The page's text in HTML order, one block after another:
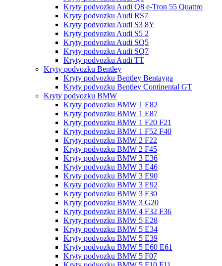
Kryty podvozku Audi Q8 e-Tron 55 Quattro
Kryty podvozku Audi RS7
Kryty podvozku Audi S3 8Y
Kryty podvozku Audi S5 2
Kryty podvozku Audi SQ5
Kryty podvozku Audi SQ7
Kryty podvozku Audi TT
Kryty podvozku Bentley
Kryty podvozku Bentley Bentayga
Kryty podvozku Bentley Continental GT
Kryty podvozku BMW
Kryty podvozku BMW 1 E82
Kryty podvozku BMW 1 E87
Kryty podvozku BMW 1 F20 F21
Kryty podvozku BMW 1 F52 F40
Kryty podvozku BMW 2 F22
Kryty podvozku BMW 2 F45
Kryty podvozku BMW 3 E36
Kryty podvozku BMW 3 E46
Kryty podvozku BMW 3 E90
Kryty podvozku BMW 3 E92
Kryty podvozku BMW 3 F30
Kryty podvozku BMW 3 G20
Kryty podvozku BMW 4 F32 F36
Kryty podvozku BMW 5 E28
Kryty podvozku BMW 5 E34
Kryty podvozku BMW 5 E39
Kryty podvozku BMW 5 E60 E61
Kryty podvozku BMW 5 F07